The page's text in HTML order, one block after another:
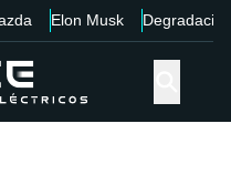
Elon Musk Degradación